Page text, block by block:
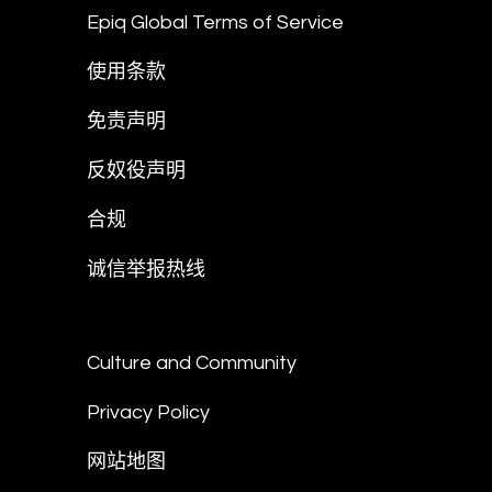
Epiq Global Terms of Service
使用条款
免责声明
反奴役声明
合规
诚信举报热线
Culture and Community
Privacy Policy
网站地图